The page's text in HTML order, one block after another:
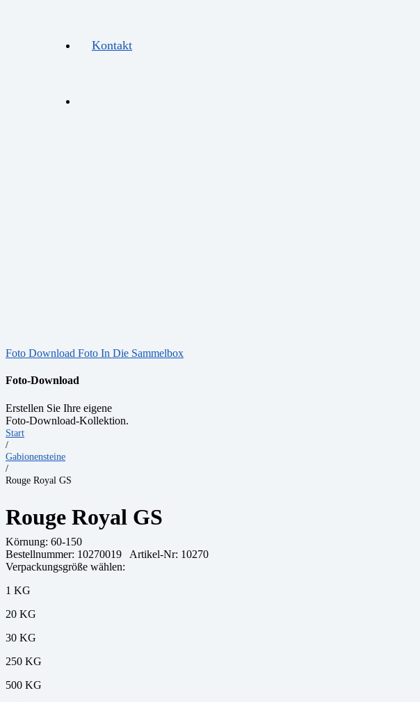
Kontakt
Foto Download Foto In Die Sammelbox
Foto-Download
Erstellen Sie Ihre eigene
Foto-Download-Kollektion.
Start
/
Gabionensteine
/
Rouge Royal GS
Rouge Royal GS
Körnung: 60-150
Bestellnummer: 10270019
Artikel-Nr: 10270
Verpackungsgröße wählen:
1 KG
20 KG
30 KG
250 KG
500 KG